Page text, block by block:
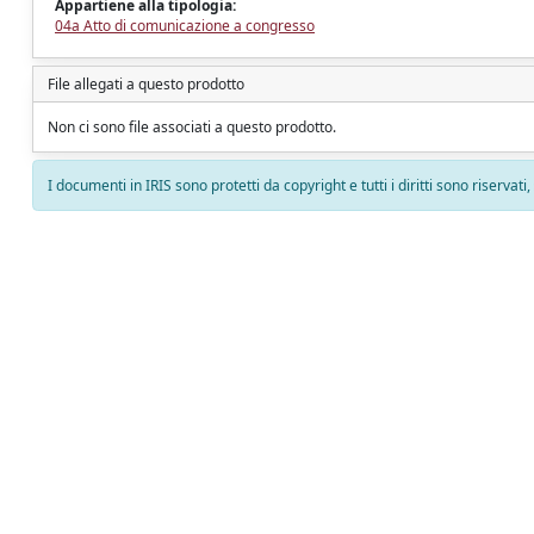
Appartiene alla tipologia:
04a Atto di comunicazione a congresso
File allegati a questo prodotto
Non ci sono file associati a questo prodotto.
I documenti in IRIS sono protetti da copyright e tutti i diritti sono